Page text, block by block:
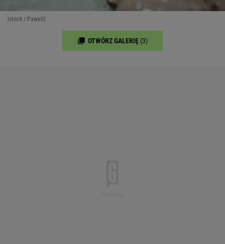
istock / PawelO
OTWÓRZ GALERIĘ (3)